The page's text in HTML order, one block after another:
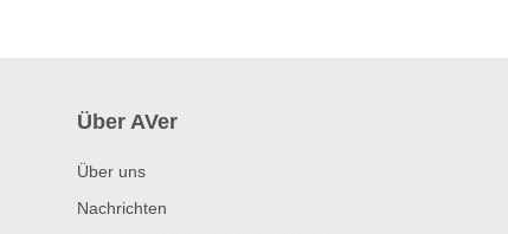
Über AVer
Über uns
Nachrichten